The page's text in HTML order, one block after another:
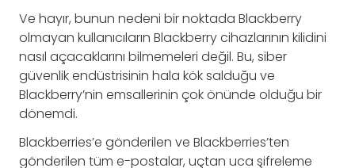
Ve hayır, bunun nedeni bir noktada Blackberry
olmayan kullanıcıların Blackberry cihazlarının kilidini
nasıl açacaklarını bilmemeleri değil. Bu, siber
güvenlik endüstrisinin hala kök salduğu ve
Blackberry’nin emsallerinin çok önünde olduğu bir
dönemdi.
Blackberries’e gönderilen ve Blackberries’ten
gönderilen tüm e-postalar, uçtan uca şifreleme